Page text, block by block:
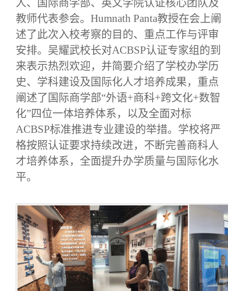
人、国际商学部、英文学院认证核心团队及
教师代表参会。Humnath Panta教授在会上阐
述了此次入校考察的目的、重点工作与评审
安排。吴耀武校长对ACBSP认证专家组的到
来表示热烈欢迎，并简要介绍了学校办学历
史、学科建设及国际化人才培养成果，重点
阐述了国际商学部“外语+商科+跨文化+数智
化”四位一体培养体系，以及全面对标
ACBSP标准推进专业建设的举措。学校将严
格按照认证要求持续改进，不断完善商科人
才培养体系，全面提升办学质量与国际化水
平。